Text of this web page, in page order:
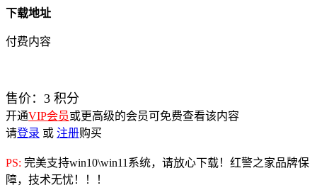
下载地址
付费内容
售价： 3 积分
开通VIP会员或更高级的会员可免费查看该内容
请登录 或 注册购买
PS: 完美支持win10\win11系统，请放心下载！红警之家品牌保
障，技术无忧！！！